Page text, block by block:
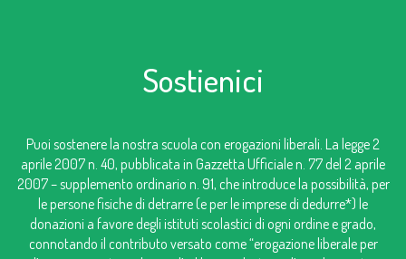
Sostienici
Puoi sostenere la nostra scuola con erogazioni liberali. La legge 2
aprile 2007 n. 40, pubblicata in Gazzetta Ufficiale n. 77 del 2 aprile
2007 – supplemento ordinario n. 91, che introduce la possibilità, per
le persone fisiche di detrarre (e per le imprese di dedurre*) le
donazioni a favore degli istituti scolastici di ogni ordine e grado,
connotando il contributo versato come “erogazione liberale per